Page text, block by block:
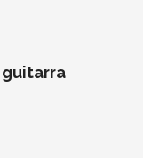
guitarra